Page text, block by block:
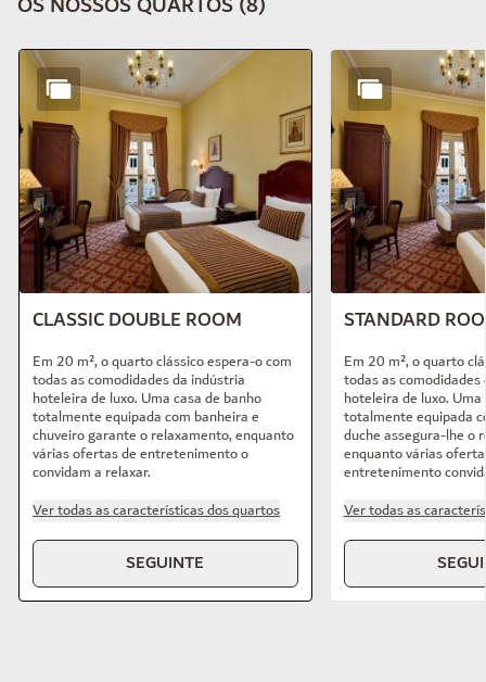
Diapositivo 1 de 8
CLASSIC DOUBLE ROOM
Em 20 m², o quarto clássico espera-o com
todas as comodidades da indústria
hoteleira de luxo. Uma casa de banho
totalmente equipada com banheira e
chuveiro garante o relaxamento, enquanto
várias ofertas de entretenimento o
convidam a relaxar.
Ver todas as características dos quartos
SEGUINTE
STANDARD
Em 20 m², o quarto
todas as
hoteleira de luxo.
totalmente equipada
duche assegura-lhe o
enquanto várias
entretenimento
Ver todas as